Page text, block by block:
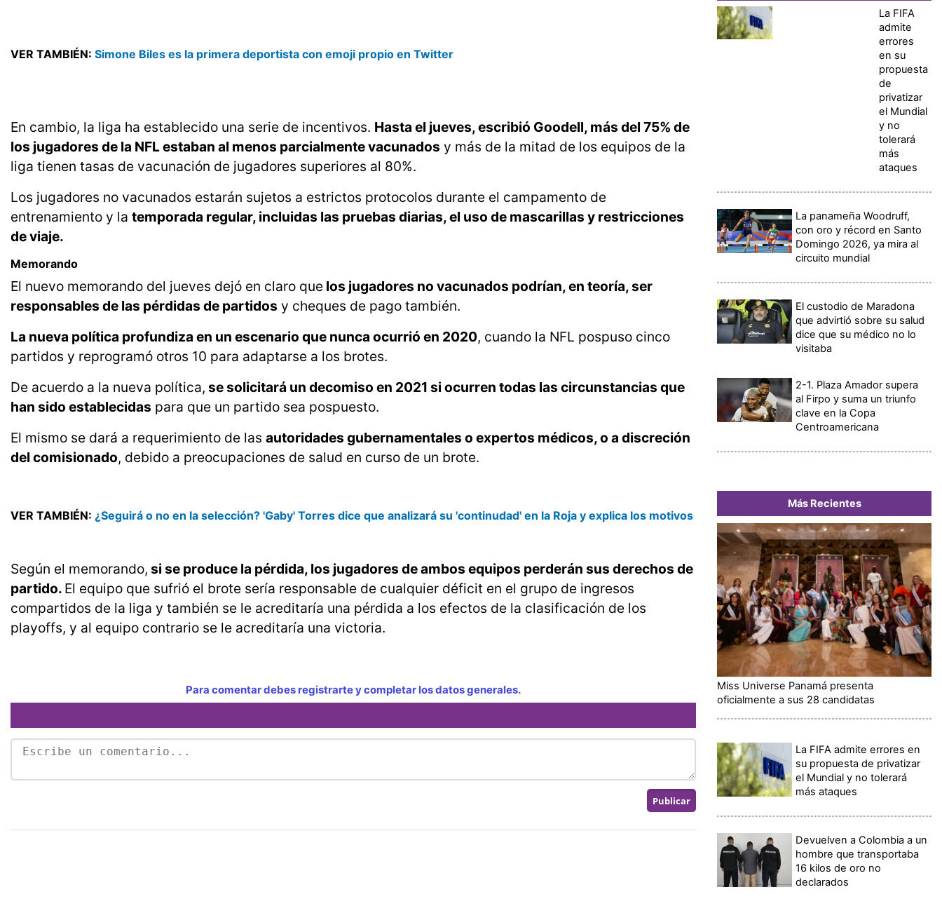
VER TAMBIÉN: Simone Biles es la primera deportista con emoji propio en Twitter
En cambio, la liga ha establecido una serie de incentivos. Hasta el jueves, escribió Goodell, más del 75% de
los jugadores de la NFL estaban al menos parcialmente vacunados y más de la mitad de los equipos de la
liga tienen tasas de vacunación de jugadores superiores al 80%.
Los jugadores no vacunados estarán sujetos a estrictos protocolos durante el campamento de
entrenamiento y la temporada regular, incluidas las pruebas diarias, el uso de mascarillas y restricciones
de viaje.
Memorando
El nuevo memorando del jueves dejó en claro que los jugadores no vacunados podrían, en teoría, ser
responsables de las pérdidas de partidos y cheques de pago también.
La nueva política profundiza en un escenario que nunca ocurrió en 2020, cuando la NFL pospuso cinco
partidos y reprogramó otros 10 para adaptarse a los brotes.
De acuerdo a la nueva política, se solicitará un decomiso en 2021 si ocurren todas las circunstancias que
han sido establecidas para que un partido sea pospuesto.
El mismo se dará a requerimiento de las autoridades gubernamentales o expertos médicos, o a discreción
del comisionado, debido a preocupaciones de salud en curso de un brote.
VER TAMBIÉN: ¿Seguirá o no en la selección? 'Gaby' Torres dice que analizará su 'continudad' en la Roja y explica los motivos
Según el memorando, si se produce la pérdida, los jugadores de ambos equipos perderán sus derechos de
partido. El equipo que sufrió el brote sería responsable de cualquier déficit en el grupo de ingresos
compartidos de la liga y también se le acreditaría una pérdida a los efectos de la clasificación de los
playoffs, y al equipo contrario se le acreditaría una victoria.
Para comentar debes registrarte y completar los datos generales.
La FIFA
admite
errores
en su
propuesta
de
privatizar
el Mundial
y no
tolerará
más
ataques
La panameña Woodruff,
con oro y récord en Santo
Domingo 2026, ya mira al
circuito mundial
El custodio de Maradona
que advirtió sobre su salud
dice que su médico no lo
visitaba
2-1. Plaza Amador supera
al Firpo y suma un triunfo
clave en la Copa
Centroamericana
Más Recientes
Miss Universe Panamá presenta
oficialmente a sus 28 candidatas
La FIFA admite errores en
su propuesta de privatizar
el Mundial y no tolerará
más ataques
Devuelven a Colombia a un
hombre que transportaba
16 kilos de oro no
declarados